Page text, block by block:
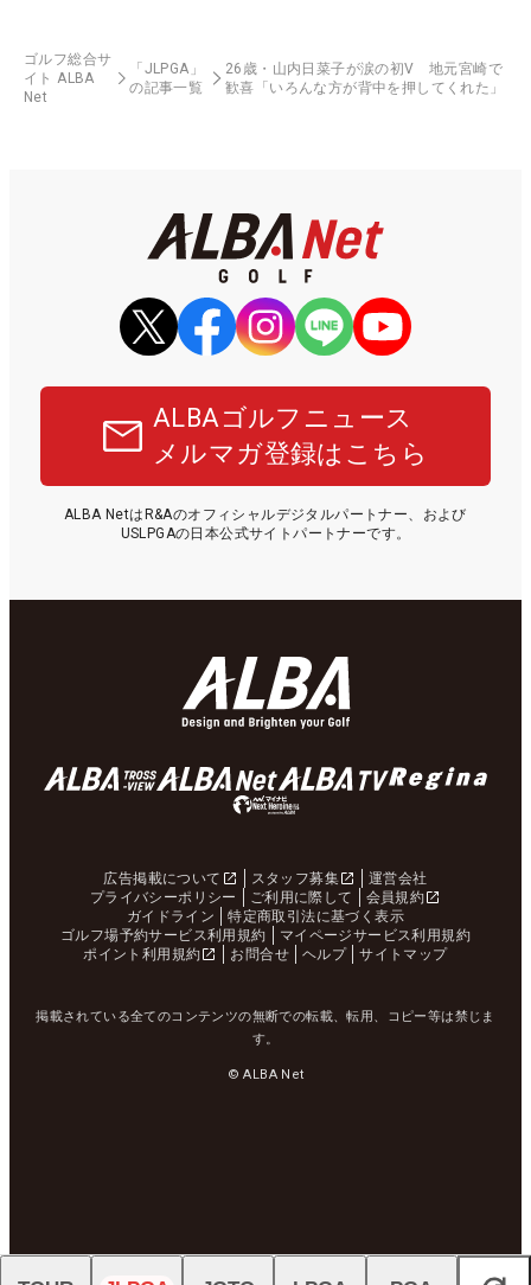
ゴルフ総合サ
イト ALBA
Net
「JLPGA」
の記事一覧
26歳・山内日菜子が涙の初V 地元宮崎で
歓喜「いろんな方が背中を押してくれた」
ALBAゴルフニュース
メルマガ登録はこちら
ALBA NetはR&Aのオフィシャルデジタルパートナー、および
USLPGAの日本公式サイトパートナーです。
広告掲載について スタッフ募集
運営会社
プライバシーポリシー
ご利用に際して
会員規約
ガイドライン
特定商取引法に基づく表示
ゴルフ場予約サービス利用規約
マイページサービス利用規約
ポイント利用規約
お問合せ ヘルプ サイトマップ
掲載されている全てのコンテンツの無断での転載、転用、コピー等は禁じま
す。
© ALBA Net